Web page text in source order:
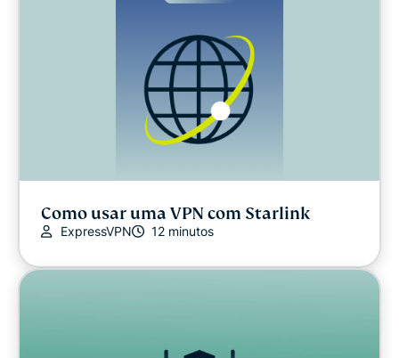
Como usar uma VPN com Starlink
ExpressVPN 12 minutos